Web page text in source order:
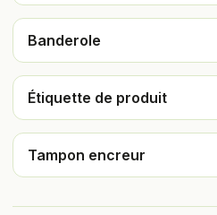
Banderole
Étiquette de produit
Tampon encreur